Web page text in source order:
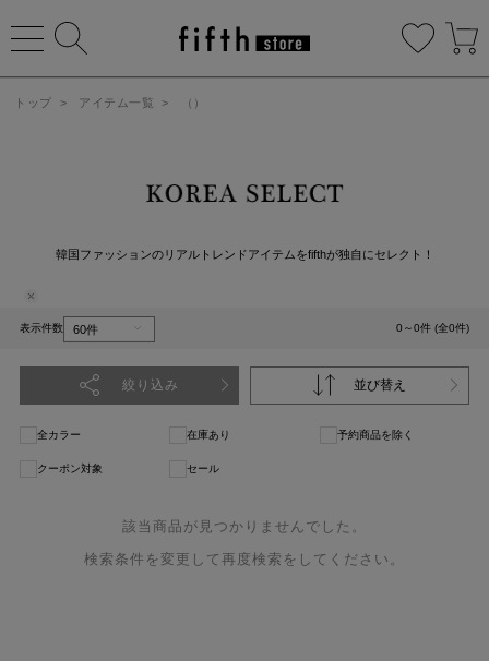
トップ > アイテム一覧 > （）
韓国ファッションのリアルトレンドアイテムをfifthが独自にセレクト！
表示件数 0～0件 (全0件)
絞り込み 並び替え
全カラー 在庫あり 予約商品を除く
クーポン対象 セール
該当商品が見つかりませんでした。
検索条件を変更して再度検索をしてください。